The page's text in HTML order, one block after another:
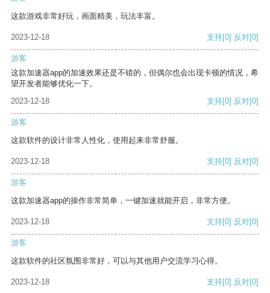
这款游戏非常好玩，画面精美，玩法丰富。
2023-12-18 支持[0] 反对[0]
游客
这款加速器app的加速效果还是不错的，但偶尔也会出现卡顿的情况，希
望开发者能够优化一下。
2023-12-18
支持[0] 反对[0]
游客
这款软件的设计非常人性化，使用起来非常舒服。
2023-12-18 支持[0] 反对[0]
游客
这款加速器app的操作非常简单，一键加速就能开启，非常方便。
2023-12-18 支持[0] 反对[0]
游客
这款软件的社区氛围非常好，可以与其他用户交流学习心得。
2023-12-18 支持[0] 反对[0]